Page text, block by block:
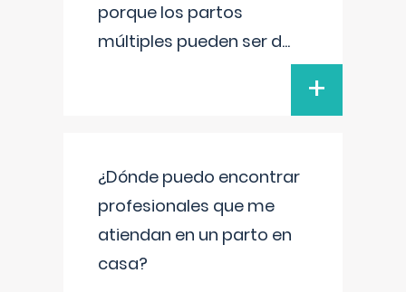
porque los partos
múltiples pueden ser d...
+
¿Dónde puedo encontrar
profesionales que me
atiendan en un parto en
casa?